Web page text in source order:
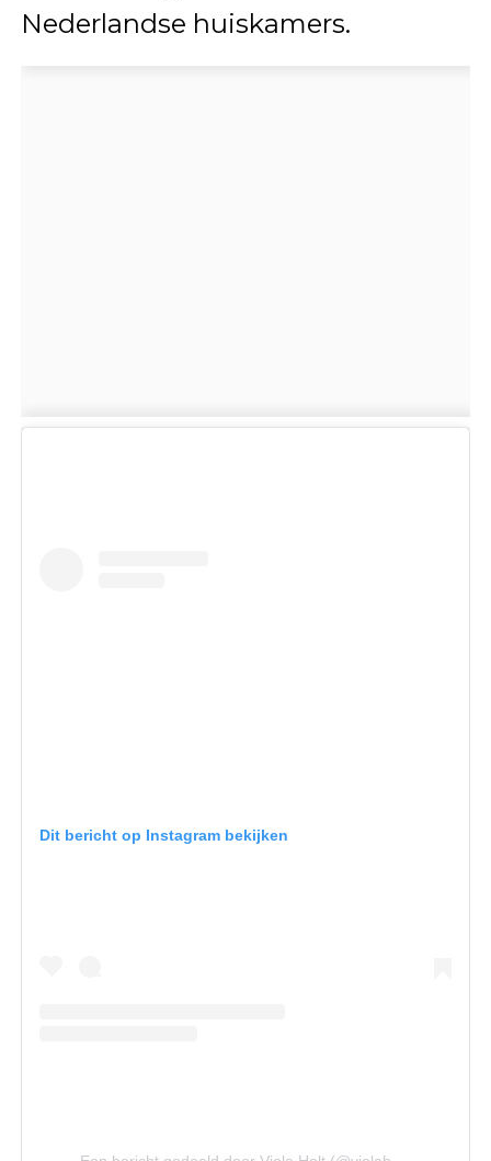
Nederlandse huiskamers.
Dit bericht op Instagram bekijken